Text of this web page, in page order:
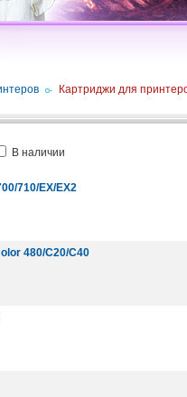
/ Картриджи для
В наличии
710/EX/EX2
480/C20/C40